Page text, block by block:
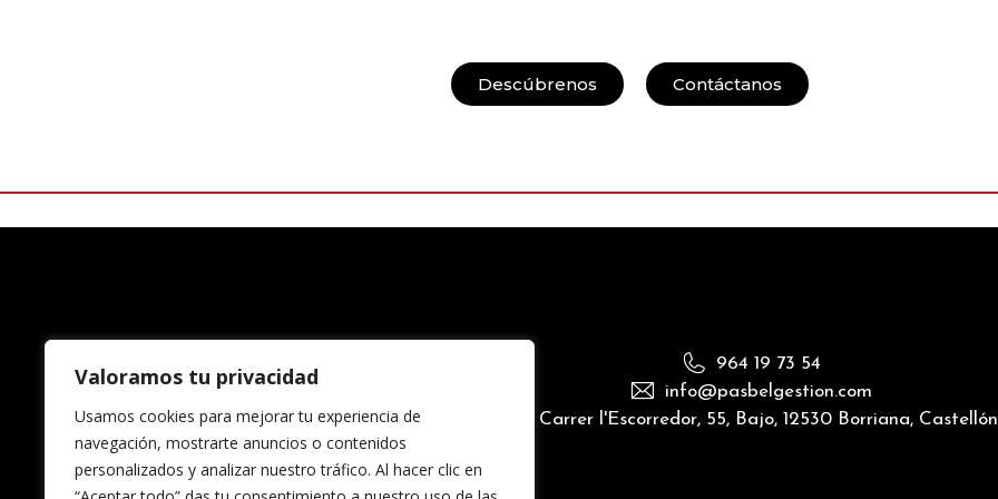
Valoramos tu privacidad
Usamos cookies para mejorar tu experiencia de
navegación, mostrarte anuncios o contenidos
personalizados y analizar nuestro tráfico. Al hacer clic en
Descúbrenos Contáctanos
964 19 73 54
info@pasbelgestion.com
Carrer l'Escorredor, 55, Bajo, 12530 Borriana, Castellón